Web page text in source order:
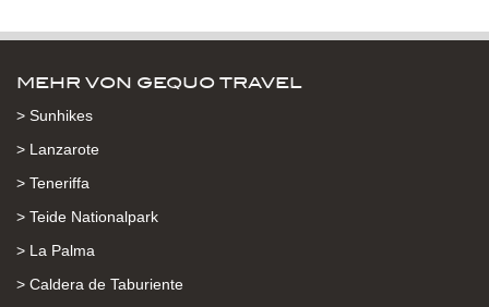
MEHR VON GEQUO TRAVEL
> Sunhikes
> Lanzarote
> Teneriffa
> Teide Nationalpark
> La Palma
> Caldera de Taburiente